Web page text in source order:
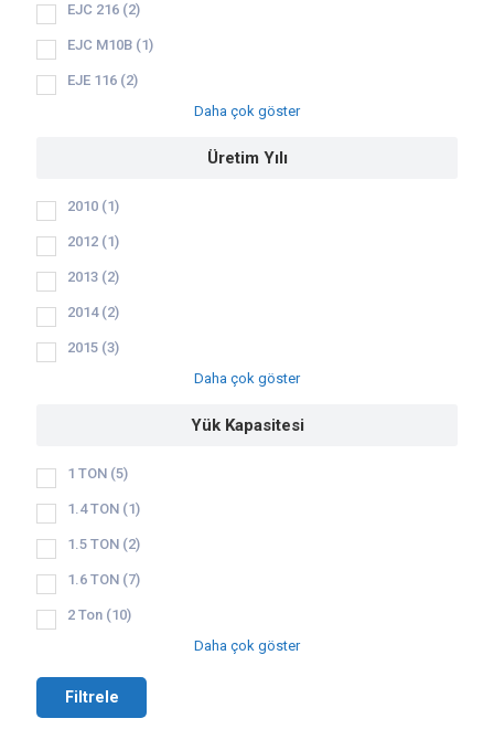
EJC 216 (2)
EJC M10B (1)
EJE 116 (2)
Daha çok göster
Üretim Yılı
2010 (1)
2012 (1)
2013 (2)
2014 (2)
2015 (3)
Daha çok göster
Yük Kapasitesi
1 TON (5)
1.4 TON (1)
1.5 TON (2)
1.6 TON (7)
2 Ton (10)
Daha çok göster
Filtrele